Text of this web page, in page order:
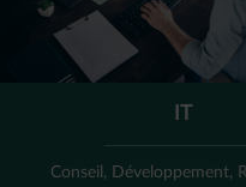
Conseil, Développement,